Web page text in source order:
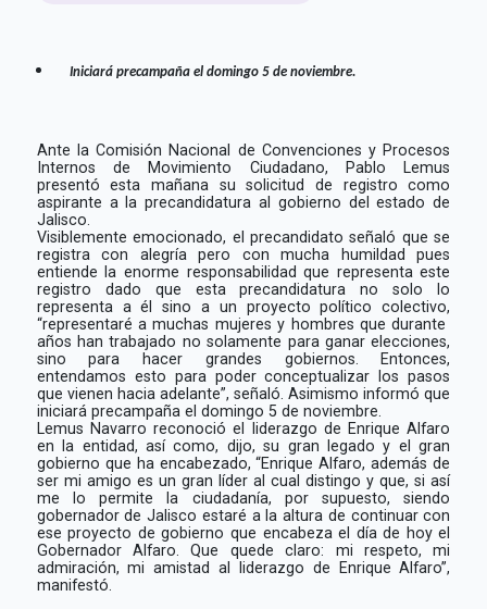
Iniciará precampaña el domingo 5 de noviembre.
Ante la Comisión Nacional de Convenciones y Procesos
Internos de Movimiento Ciudadano, Pablo Lemus
presentó esta mañana su solicitud de registro como
aspirante a la precandidatura al gobierno del estado de
Jalisco.
Visiblemente emocionado, el precandidato señaló que se
registra con alegría pero con mucha humildad pues
entiende la enorme responsabilidad que representa este
registro dado que esta precandidatura no solo lo
representa a él sino a un proyecto político colectivo,
“representaré a muchas mujeres y hombres que durante
años han trabajado no solamente para ganar elecciones,
sino para hacer grandes gobiernos. Entonces,
entendamos esto para poder conceptualizar los pasos
que vienen hacia adelante”, señaló. Asimismo informó que
iniciará precampaña el domingo 5 de noviembre.
Lemus Navarro reconoció el liderazgo de Enrique Alfaro
en la entidad, así como, dijo, su gran legado y el gran
gobierno que ha encabezado, “Enrique Alfaro, además de
ser mi amigo es un gran líder al cual distingo y que, si así
me lo permite la ciudadanía, por supuesto, siendo
gobernador de Jalisco estaré a la altura de continuar con
ese proyecto de gobierno que encabeza el día de hoy el
Gobernador Alfaro. Que quede claro: mi respeto, mi
admiración, mi amistad al liderazgo de Enrique Alfaro”,
manifestó.